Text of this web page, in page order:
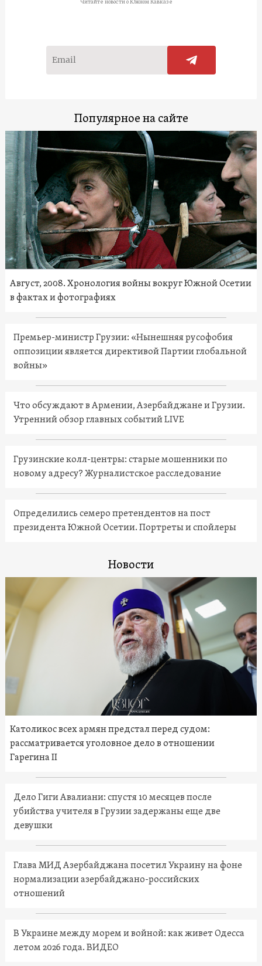
Читайте новости о Южном Кавказе
Популярное на сайте
Август, 2008. Хронология войны вокруг Южной Осетии
в фактах и фотографиях
Премьер-министр Грузии: «Нынешняя русофобия
оппозиции является директивой Партии глобальной
войны»
Что обсуждают в Армении, Азербайджане и Грузии.
Утренний обзор главных событий LIVE
Грузинские колл-центры: старые мошенники по
новому адресу? Журналистское расследование
Определились семеро претендентов на пост
президента Южной Осетии. Портреты и спойлеры
Новости
Католикос всех армян предстал перед судом:
рассматривается уголовное дело в отношении
Гарегина II
Дело Гиги Авалиани: спустя 10 месяцев после
убийства учителя в Грузии задержаны еще две
девушки
Глава МИД Азербайджана посетил Украину на фоне
нормализации азербайджано-российских
отношений
В Украине между морем и войной: как живет Одесса
летом 2026 года. ВИДЕО